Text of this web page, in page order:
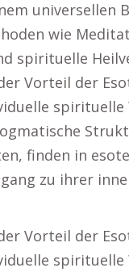
universellen
wie
spirituelle
Vorteil der
spirituelle
finden in
zu ihrer
Vorteil der
spirituelle